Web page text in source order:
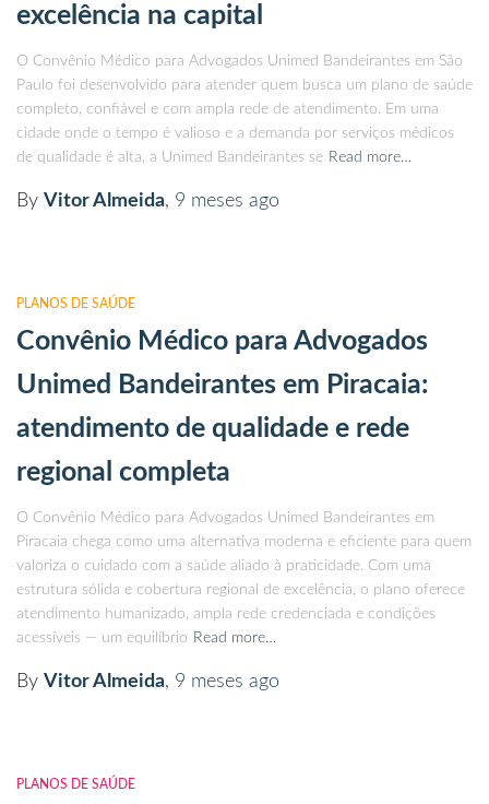
excelência na capital
O Convênio Médico para Advogados Unimed Bandeirantes em São
Paulo foi desenvolvido para atender quem busca um plano de saúde
completo, confiável e com ampla rede de atendimento. Em uma
cidade onde o tempo é valioso e a demanda por serviços médicos
de qualidade é alta, a Unimed Bandeirantes se Read more…
By Vitor Almeida, 9 meses ago
PLANOS DE SAÚDE
Convênio Médico para Advogados
Unimed Bandeirantes em Piracaia:
atendimento de qualidade e rede
regional completa
O Convênio Médico para Advogados Unimed Bandeirantes em
Piracaia chega como uma alternativa moderna e eficiente para quem
valoriza o cuidado com a saúde aliado à praticidade. Com uma
estrutura sólida e cobertura regional de excelência, o plano oferece
atendimento humanizado, ampla rede credenciada e condições
acessíveis — um equilíbrio Read more…
By Vitor Almeida, 9 meses ago
PLANOS DE SAÚDE